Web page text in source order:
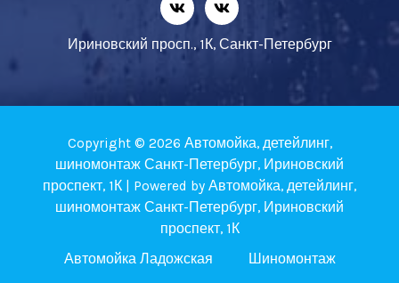
Ириновский просп., 1К, Санкт-Петербург
Copyright © 2026 Автомойка, детейлинг,
шиномонтаж Санкт-Петербург, Ириновский
проспект, 1К | Powered by Автомойка, детейлинг,
шиномонтаж Санкт-Петербург, Ириновский
проспект, 1К
Автомойка Ладожская
Шиномонтаж